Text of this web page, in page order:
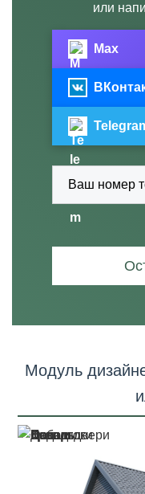
или
Max
Модуль